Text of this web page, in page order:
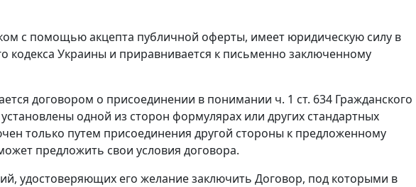
с помощью акцепта публичной оферты, имеет юридическую силу в
кодекса Украины и приравнивается к письменно заключенному
договором о присоединении в понимании ч. 1 ст. 634 Гражданского
одной из сторон формулярах или других стандартных
только путем присоединения другой стороны к предложенному
предложить свои условия договора.
удостоверяющих его желание заключить Договор, под которыми в